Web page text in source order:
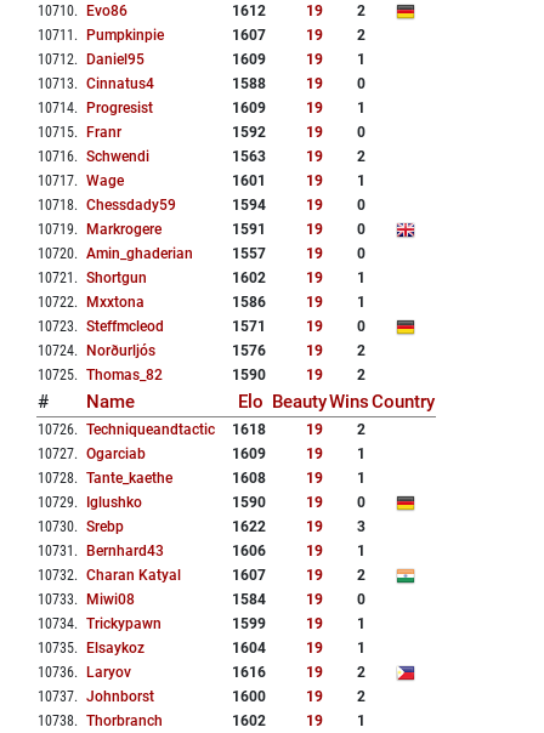
10710. Evo86 1612 19
2
10711 . Pumpkinpie 1607 19
2
10712. Daniel95 1609 19
1
10713. Cinnatus4 1588 19
0
10714. Progresist 1609 19
1
10715. Franr 1592 19
0
10716. Schwendi 1563 19
2
10717. Wage 1601 19
1
10718. Chessdady59 1594 19
0
10719. Markrogere 1591 19
0
10720. Amin_ghaderian 1557 19
0
10721 . Shortgun 1602 19
1
10722. Mxxtona 1586 19
1
10723. Steffmcleod 1571 19
0
10724. Norðurljós 1576 19
2
10725. Thomas_82 1590 19 2
# Name Elo BeautyWinsCountry
10726. Techniqueandtactic 1618 19
2
10727. Ogarciab 1609 19
1
10728. Tante_kaethe 1608 19
1
10729. Iglushko 1590 19
0
10730. Srebp 1622 19
3
10731 . Bernhard43 1606 19
1
10732. Charan Katyal 1607 19
2
10733. Miwi08 1584 19
0
10734. Trickypawn 1599 19
1
10735. Elsaykoz 1604 19
1
10736. Laryov 1616 19
2
10737. Johnborst 1600 19
2
10738. Thorbranch 1602 19
1